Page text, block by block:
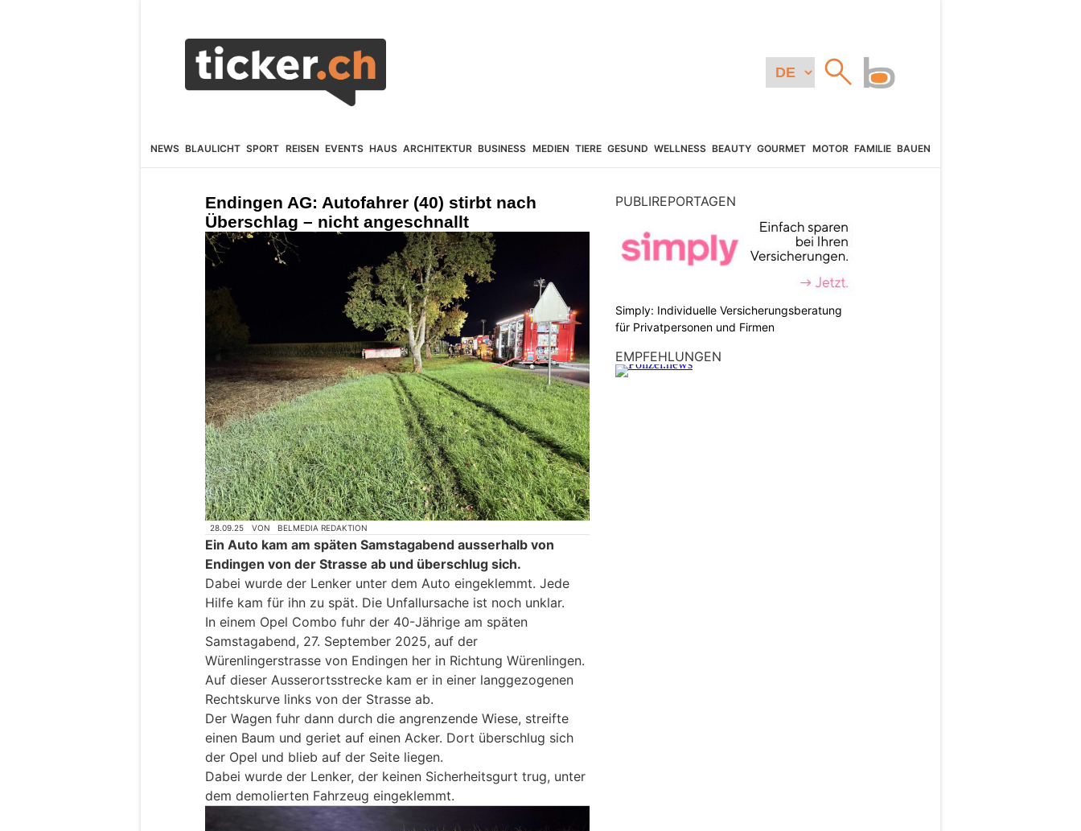
NEWS BLAULICHT SPORT REISEN EVENTS HAUS ARCHITEKTUR BUSINESS MEDIEN TIERE GESUND WELLNESS BEAUTY GOURMET MOTOR FAMILIE BAUEN
Endingen AG: Autofahrer (40) stirbt nach
Überschlag – nicht angeschnallt
28.09.25 VON BELMEDIA REDAKTION
Ein Auto kam am späten Samstagabend ausserhalb von
Endingen von der Strasse ab und überschlug sich.
Dabei wurde der Lenker unter dem Auto eingeklemmt. Jede
Hilfe kam für ihn zu spät. Die Unfallursache ist noch unklar.
In einem Opel Combo fuhr der 40-Jährige am späten
Samstagabend, 27. September 2025, auf der
Würenlingerstrasse von Endingen her in Richtung Würenlingen.
Auf dieser Ausserortsstrecke kam er in einer langgezogenen
Rechtskurve links von der Strasse ab.
Der Wagen fuhr dann durch die angrenzende Wiese, streifte
einen Baum und geriet auf einen Acker. Dort überschlug sich
der Opel und blieb auf der Seite liegen.
Dabei wurde der Lenker, der keinen Sicherheitsgurt trug, unter
dem demolierten Fahrzeug eingeklemmt.
PUBLIREPORTAGEN
Simply: Individuelle Versicherungsberatung
für Privatpersonen und Firmen
EMPFEHLUNGEN